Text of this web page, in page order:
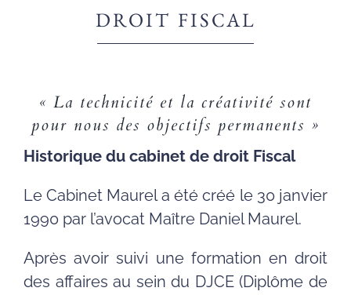
FISCAL
SOCIÉTÉ
SOCIAL
DROIT FISCAL
« La technicité et la créativité sont
pour nous des objectifs permanents »
Historique du cabinet de droit Fiscal
Le Cabinet Maurel a été créé le 30 janvier
1990 par l’avocat Maître Daniel Maurel.
Après avoir suivi une formation en droit
des affaires au sein du DJCE (Diplôme de